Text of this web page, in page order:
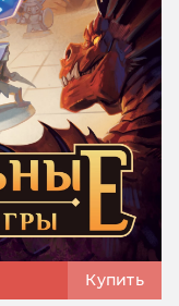
Купить